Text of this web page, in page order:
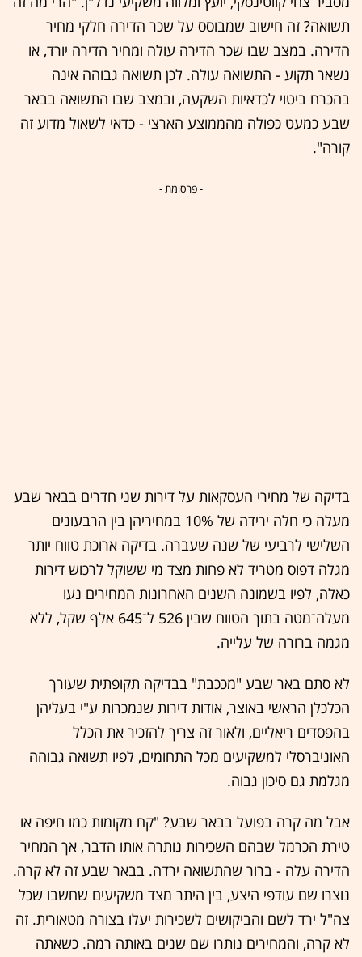
תשואה? זה חישוב שמבוסס על שכר הדירה חלקי מחיר
הדירה. במצב שבו שכר הדירה עולה ומחיר הדירה יורד, או
נשאר תקוע - התשואה עולה. לכן תשואה גבוהה אינה
בהכרח ביטוי לכדאיות השקעה, ובמצב שבו התשואה בבאר
שבע כמעט כפולה מהממוצע הארצי - כדאי לשאול מדוע זה
קורה".
- פרסומת -
בדיקה של מחירי העסקאות על דירות שני חדרים בבאר שבע
מעלה כי חלה ירידה של 10% במחיריהן בין הרבעונים
השלישי לרביעי של שנה שעברה. בדיקה ארוכת טווח יותר
מגלה דפוס מטריד לא פחות מצד מי ששוקל לרכוש דירות
כאלה, לפיו בשמונה השנים האחרונות המחירים נעו
מעלה־מטה בתוך הטווח שבין 526 ל־645 אלף שקל, ללא
מגמה ברורה של עלייה.
לא סתם באר שבע "מככבת" בבדיקה תקופתית שעורך
הכלכלן הראשי באוצר, אודות דירות שנמכרות ע"י בעליהן
בהפסדים ריאליים, ולאור זה צריך להזכיר את הכלל
האוניברסלי למשקיעים מכל התחומים, לפיו תשואה גבוהה
מגלמת גם סיכון גבוה.
אבל מה קרה בפועל בבאר שבע? "קח מקומות כמו חיפה או
טירת הכרמל שבהם השכירות נותרה אותו הדבר, אך המחיר
הדירה עלה - ברור שהתשואה ירדה. בבאר שבע זה לא קרה.
נוצרו שם עודפי היצע, בין היתר מצד משקיעים שחשבו שכל
צה"ל ירד לשם והביקושים לשכירות יעלו בצורה מטאורית. זה
לא קרה, והמחירים נותרו שם שנים באותה רמה. כשאתה